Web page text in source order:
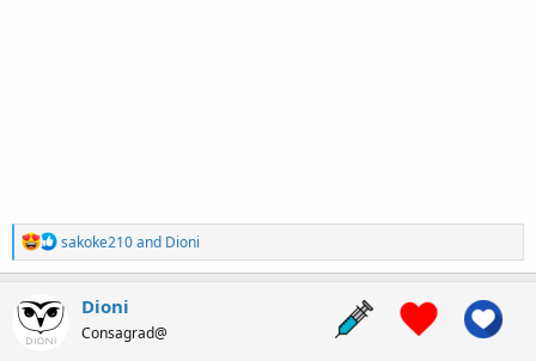
R
e
a
t
sakoke210and Dioni
Dioni
Consagrad@